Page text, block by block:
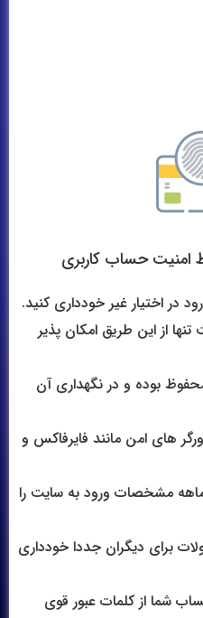
امنیت حساب کاربری
در اختیار غیر خودداری کنید.
تنها از این طریق امکان پذیر
بوده و در نگهداری آن
های امن مانند فایرفاکس و
مشخصات ورود به سایت را
برای دیگران جددا خودداری
شما از کلمات عبور قوی